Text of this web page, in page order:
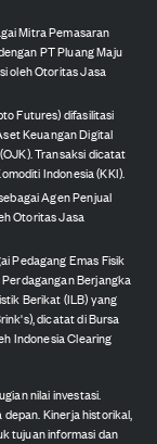
Mitra Pemasaran
PT Pluang Maju
oleh Otoritas Jasa
Futures) difasilitasi
Keuangan Digital
Transaksi dicatat
Indonesia (KKI).
Agen Penjual
Otoritas Jasa
Pedagang Emas Fisik
Berjangka
Berikat (ILB) yang
dicatat di Bursa
Indonesia Clearing
nilai investasi.
Kinerja historikal,
tujuan informasi dan